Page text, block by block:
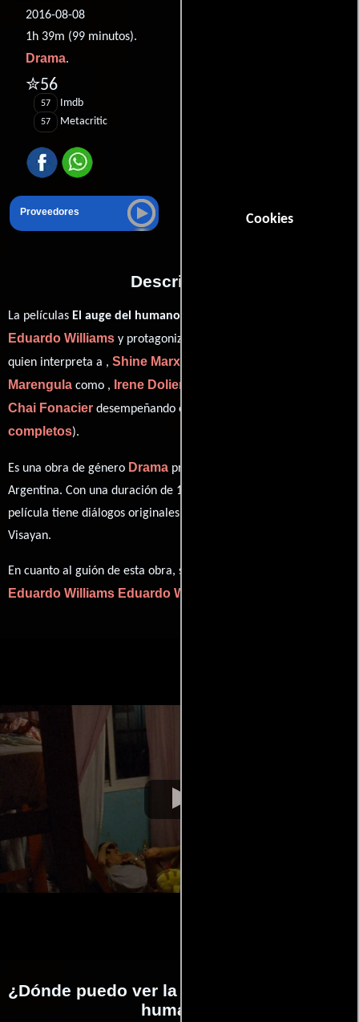
Cookies
2016-08-08
1h 39m (99 minutos).
Drama.
✮56
57 Imdb
57 Metacritic
Proveedores
Descripción
La películas El auge del humano
Eduardo Williams y protagonizada por
quien interpreta a , Shine Marx
Marengula como , Irene Doliente Paña
Chai Fonacier desempeñando el papel de (
completos).
Es una obra de género Drama producida en Portugal, Brasil y
Argentina. Con una duración de 1h 39m (99 minutos), esta
película tiene diálogos originales en
Visayan.
En cuanto al guión de esta obra, se encuentra a cargo de
Eduardo Williams Eduardo Williams
¿Dónde puedo ver la películas El auge del
humano?